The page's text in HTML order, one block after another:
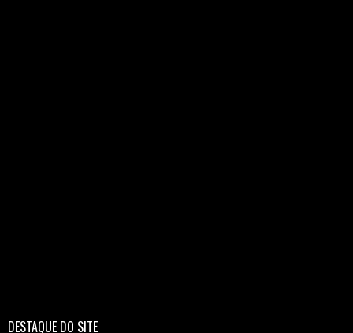
DESTAQUE DO SITE